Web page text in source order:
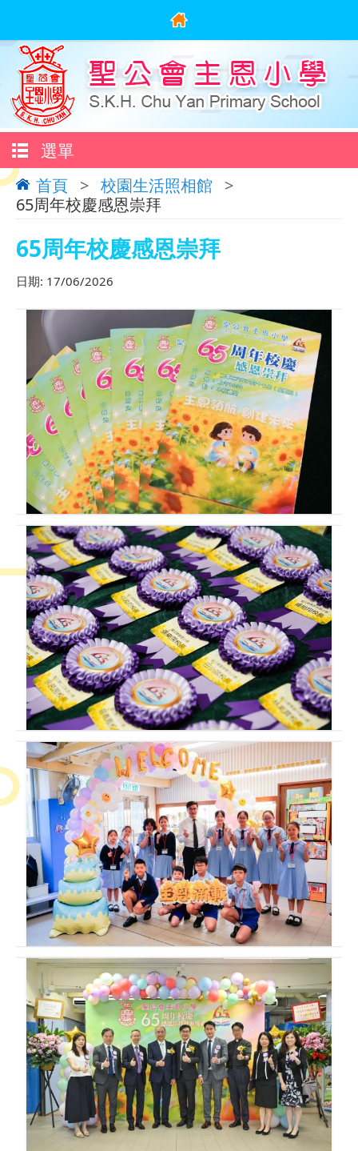
選單
首頁 > 校園生活照相館
>
65周年校慶感恩崇拜
65周年校慶感恩崇拜
日期: 17/06/2026